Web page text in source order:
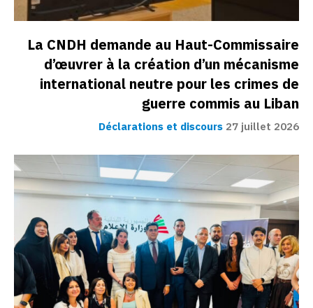
La CNDH demande au Haut-Commissaire
d’œuvrer à la création d’un mécanisme
international neutre pour les crimes de
guerre commis au Liban
Déclarations et discours 27 juillet 2026